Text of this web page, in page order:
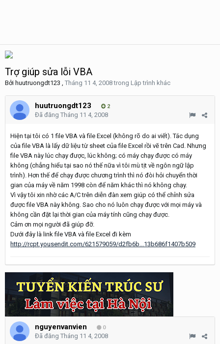
Trợ giúp sửa lỗi VBA
Bởi huutruongdt123 , Tháng 11 4, 2008trong Lập trình khác
huutruongdt123 2
Đã đăng Tháng 11 4, 2008
Hiện tại tôi có 1 file VBA và file Excel (không rõ do ai viết). Tác dụng
của file VBA là lấy dữ liệu từ sheet của file Excel rồi vẽ trên Cad. Nhưng
file VBA này lúc chạy được, lúc không; có máy chạy được có máy
không (chẳng hiểu tại sao nó thế nữa vì tôi mù tịt về ngôn ngữ lập
trình). Hơn thế để chạy được chương trình thì nó đòi hỏi chuyển thời
gian của máy về năm 1998 còn để năm khác thì nó không chạy.
Vì vậy tôi xin nhờ các A/C trên diễn đàn xem giúp có thể chỉnh sửa
được file VBA này không. Sao cho nó luôn chạy được với mọi máy và
không cần đặt lại thời gian của máy tính cũng chạy được.
Cảm ơn mọi người đã giúp đỡ.
Dưới đây là link file VBA và file Excel đi kèm
http://rcpt.yousendit.com/621579059/d2fb6b...13b686f1407b509
nguyenvanvien 0
Đã đăng Tháng 11 4, 2008